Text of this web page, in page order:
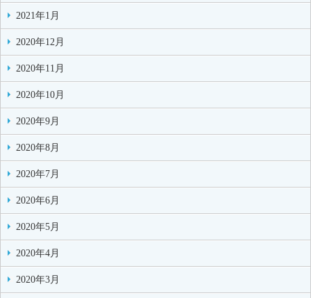
2021年1月
2020年12月
2020年11月
2020年10月
2020年9月
2020年8月
2020年7月
2020年6月
2020年5月
2020年4月
2020年3月